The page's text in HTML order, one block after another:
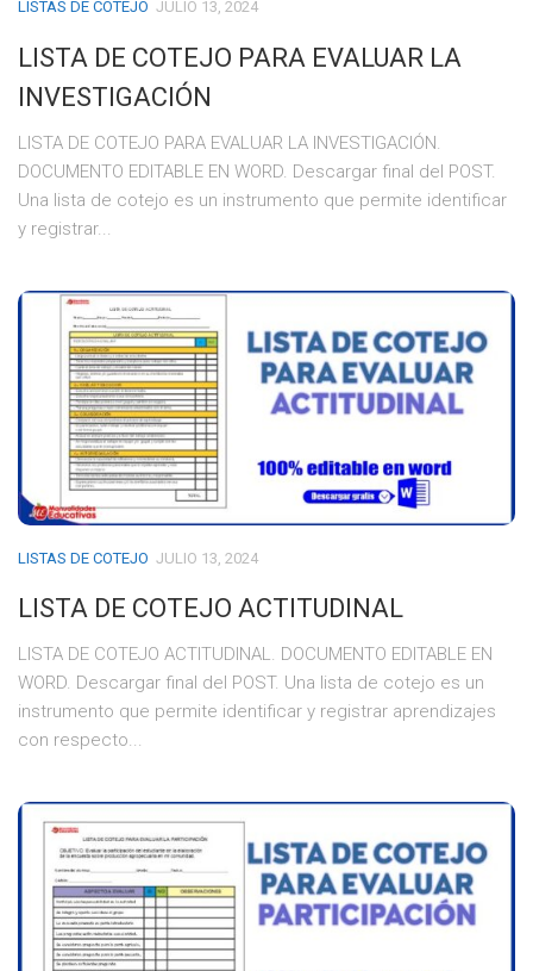
LISTAS DE COTEJO JULIO 13, 2024
LISTA DE COTEJO PARA EVALUAR LA
INVESTIGACIÓN
LISTA DE COTEJO PARA EVALUAR LA INVESTIGACIÓN.
DOCUMENTO EDITABLE EN WORD. Descargar final del POST.
Una lista de cotejo es un instrumento que permite identificar
y registrar...
LISTAS DE COTEJO JULIO 13, 2024
LISTA DE COTEJO ACTITUDINAL
LISTA DE COTEJO ACTITUDINAL. DOCUMENTO EDITABLE EN
WORD. Descargar final del POST. Una lista de cotejo es un
instrumento que permite identificar y registrar aprendizajes
con respecto...